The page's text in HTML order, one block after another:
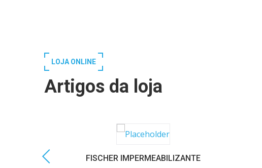
LOJA ONLINE
Artigos da loja
FISCHER IMPERMEABILIZANTE